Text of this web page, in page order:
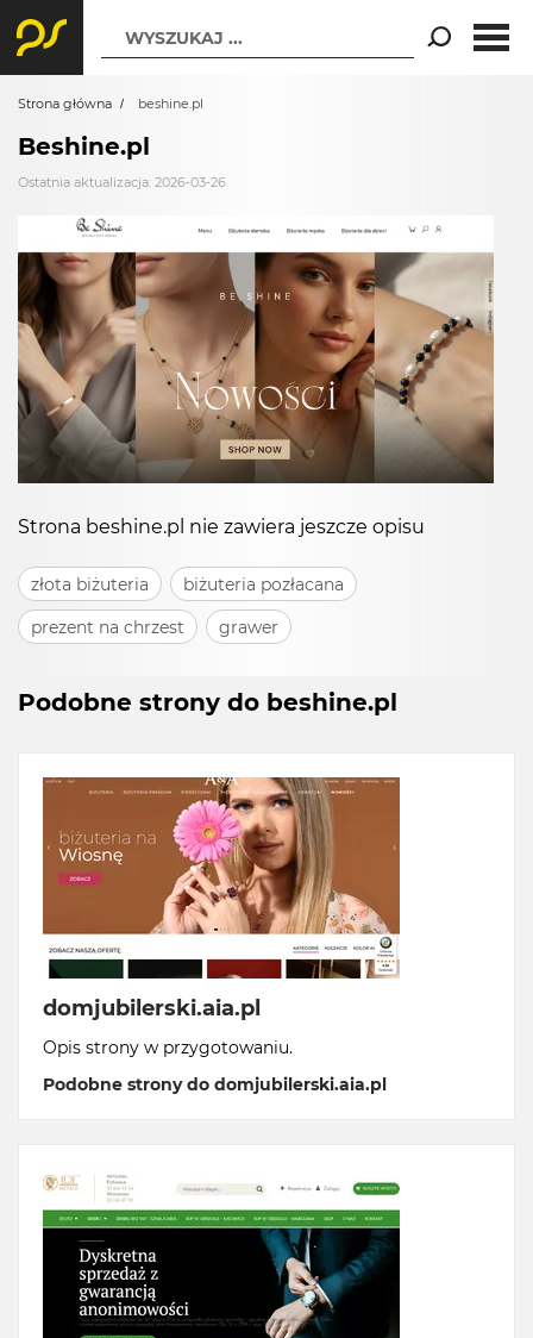
WYSZUKAJ ...
Strona główna beshine.pl
Beshine.pl
Ostatnia aktualizacja: 2026-03-26
Strona beshine.pl nie zawiera jeszcze opisu
złota biżuteria
biżuteria pozłacana
prezent na chrzest
grawer
Podobne strony do beshine.pl
domjubilerski.aia.pl
Opis strony w przygotowaniu.
Podobne strony do domjubilerski.aia.pl